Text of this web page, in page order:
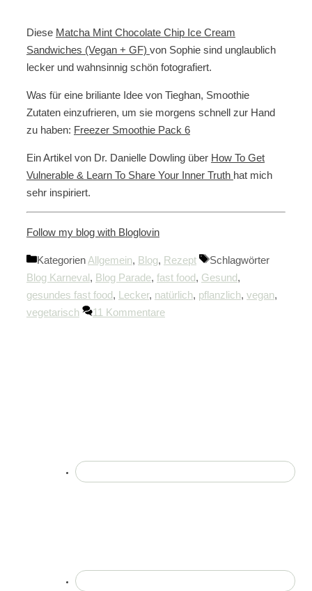
Diese Matcha Mint Chocolate Chip Ice Cream
Sandwiches (Vegan + GF) von Sophie sind unglaublich
lecker und wahnsinnig schön fotografiert.
Was für eine briliante Idee von Tieghan, Smoothie
Zutaten einzufrieren, um sie morgens schnell zur Hand
zu haben: Freezer Smoothie Pack 6
Ein Artikel von Dr. Danielle Dowling über How To Get
Vulnerable & Learn To Share Your Inner Truth hat mich
sehr inspiriert.
Follow my blog with Bloglovin
Kategorien Allgemein, Blog, Rezept
Schlagwörter
Blog Karneval, Blog Parade, fast food, Gesund,
gesundes fast food, Lecker, natürlich, pflanzlich, vegan,
vegetarisch
11 Kommentare